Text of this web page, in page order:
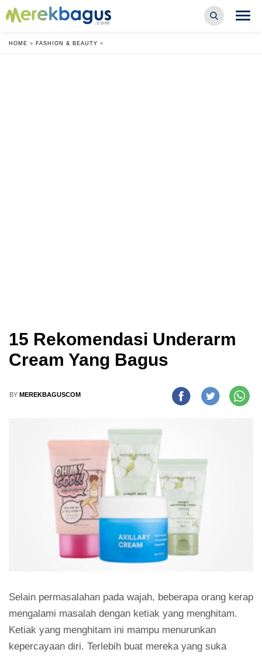
HOME » FASHION & BEAUTY »
15 Rekomendasi Underarm
Cream Yang Bagus
BY MEREKBAGUSCOM
Selain permasalahan pada wajah, beberapa orang kerap
mengalami masalah dengan ketiak yang menghitam.
Ketiak yang menghitam ini mampu menurunkan
kepercayaan diri. Terlebih buat mereka yang suka